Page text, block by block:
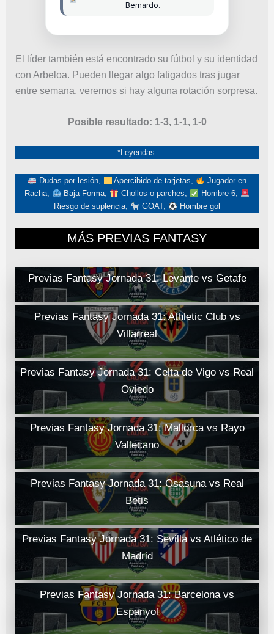
Bernardo.
El líder también está encontrado su fútbol y su identidad
con Arbeloa. Pueden llegar algo fatigados tras jugar
entre semana, veremos si hay alguna rotación sorpresa.
Posible resultado: 1-3, 1-1, 1-0
*Leyendas:
Dudas por lesión, Apercibido de tarjetas,
Jugador en
Racha,
Baja Forma, Chollos o parches,
Hombre 6,
Riesgo de suplencia,
GOAT, Hombre gol
MÁS PREVIAS FANTASY
Previas Fantasy Jornada 31: Levante vs Getafe
Previas Fantasy Jornada 31: Athletic Club vs
Villarreal
Previas Fantasy Jornada 31: Celta de Vigo vs Real
Oviedo
Previas Fantasy Jornada 31: Mallorca vs Rayo
Vallecano
Previas Fantasy Jornada 31: Osasuna vs Real
Betis
Previas Fantasy Jornada 31: Sevilla vs Atlético de
Madrid
Previas Fantasy Jornada 31: Barcelona vs
Espanyol